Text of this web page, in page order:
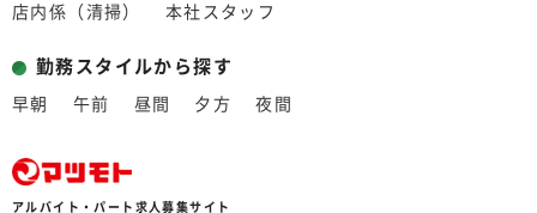
店内係（清掃）
本社スタッフ
勤務スタイルから探す
早朝 午前 昼間 夕方 夜間
アルバイト・パート求人募集サイト